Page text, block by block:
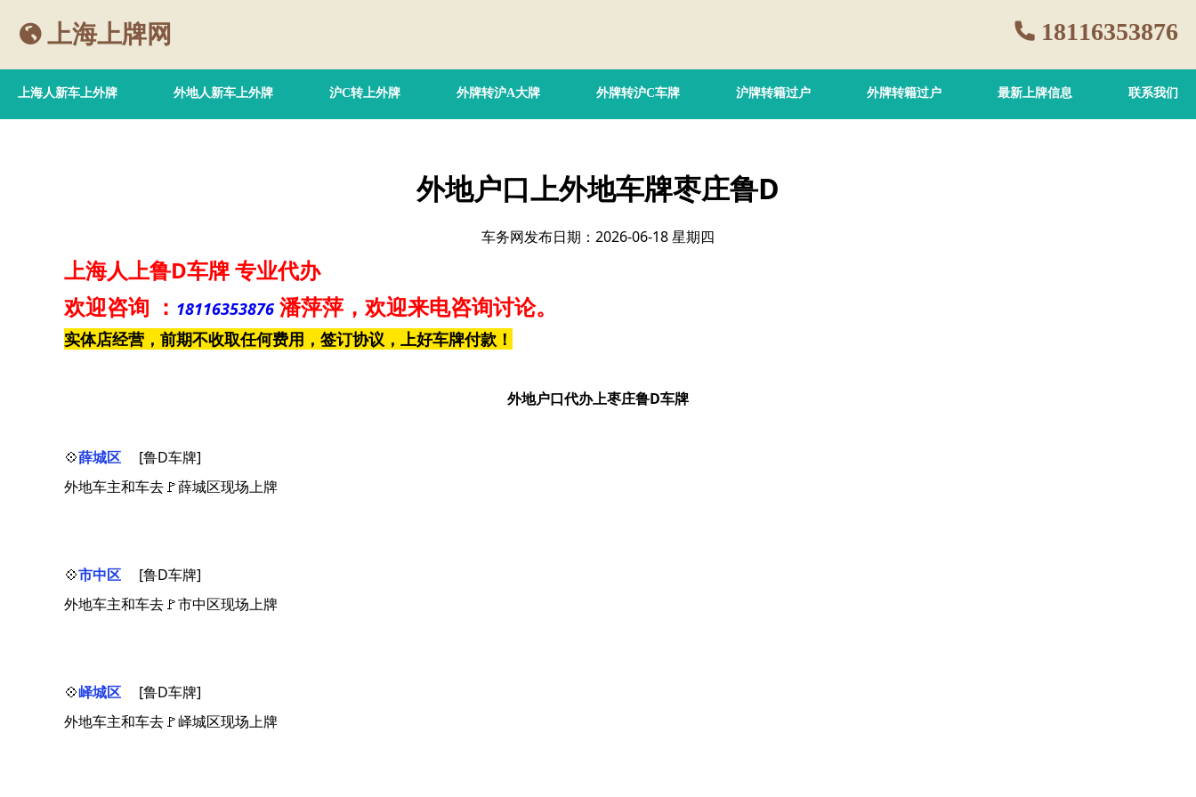
上海上牌网 18116353876
上海人新车上外牌 外地人新车上外牌 沪C转上外牌 外牌转沪A大牌 外牌转沪C车牌 沪牌转籍过户 外牌转籍过户 最新上牌信息 联系我们
外地户口上外地车牌枣庄鲁D
车务网发布日期：2026-06-18 星期四
上海人上鲁D车牌专业代办
欢迎咨询 ： 18116353876 潘萍萍 ，欢迎来电咨询讨论。
实体店经营，前期不收取任何费用，签订协议，上好车牌付款！
外地户口代办上枣庄鲁D车牌
💠薛城区
[鲁D车牌]
外地车主和车去🚩薛城区现场上牌
💠市中区
[鲁D车牌]
外地车主和车去🚩市中区现场上牌
💠峄城区
[鲁D车牌]
外地车主和车去🚩峄城区现场上牌